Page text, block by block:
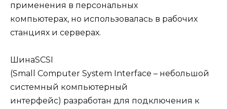
применения в персональных
компьютерах, но использовалась в рабочих
станциях и серверах.
ШинаSCSI
(Small Computer System Interface – небольшой
системный компьютерный
интерфейс) разработан для подключения к